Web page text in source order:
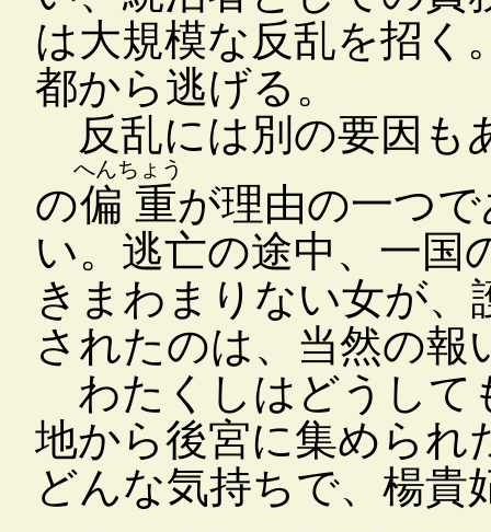
は大規模な反乱を招く
都から逃げる。
反乱には別の要因も
の偏重
へんちょう
が理由の一つ
い。逃亡の途中、一国
きまわまりない女が
されたのは、当然の報
わたくしはどうして
地から後宮に集められ
どんな気持ちで、楊